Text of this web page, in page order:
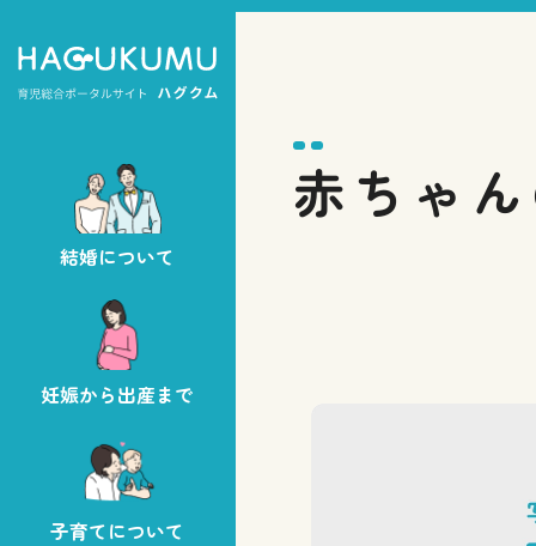
結婚について
妊娠から出産まで
子育てについて
赤ちゃ